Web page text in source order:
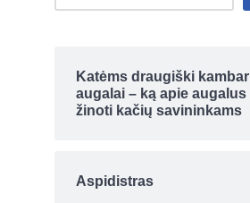
Katėms draugiški
augalai – ką apie
žinoti kačių savininkams
Aspidistras